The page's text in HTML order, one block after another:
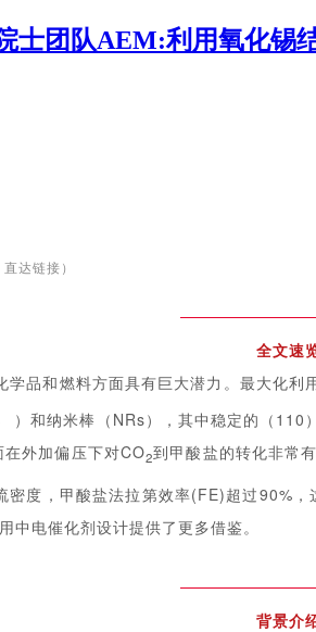
士团队AEM:利用氧化锡
达链接）
全文速
学品和燃料方面具有巨大潜力。最大化
）和纳米棒（NRs），其中稳定的（110
外加偏压下对CO2到甲酸盐的转化非常
密度，甲酸盐法拉第效率(FE)超过90%
中电催化剂设计提供了更多借鉴。
背景介